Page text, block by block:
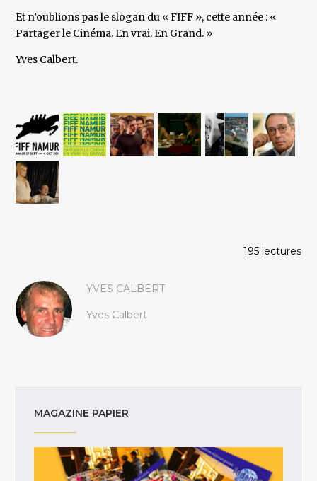
Et n’oublions pas le slogan du « FIFF », cette année : «
Partager le Cinéma. En vrai. En Grand. »
Yves Calbert.
195 lectures
YVES CALBERT
Yves Calbert
MAGAZINE PAPIER